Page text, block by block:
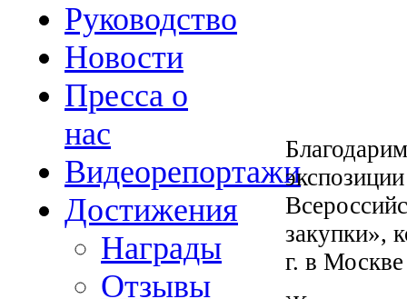
Руководство
Новости
Пресса о
нас
Видеорепортажи
Достижения
Награды
Отзывы
закупки»,
г. в